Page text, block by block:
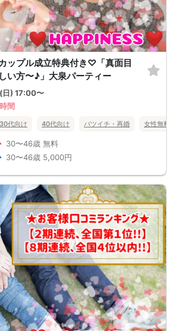
ップル成立特典付き♡「真面目
い方〜♪」大泉パーティー
日) 17:00〜
間
30代向け 40代向け バツイチ・再婚 女性無料
30〜46歳 無料
30〜46歳 5,000円